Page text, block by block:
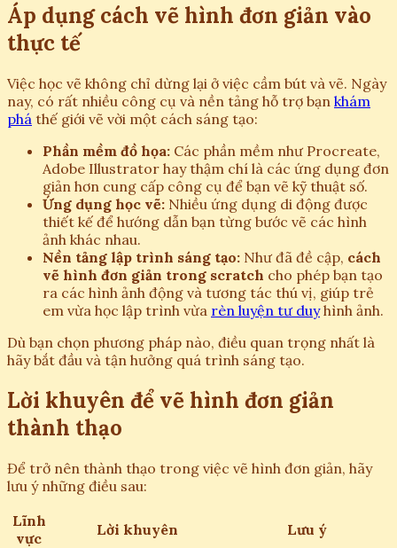
Áp dụng cách vẽ hình đơn giản vào
thực tế
Việc học vẽ không chỉ dừng lại ở việc cầm bút và vẽ. Ngày
nay, có rất nhiều công cụ và nền tảng hỗ trợ bạn khám
phá thế giới vẽ vời một cách sáng tạo:
Phần mềm đồ họa: Các phần mềm như Procreate,
Adobe Illustrator hay thậm chí là các ứng dụng đơn
giản hơn cung cấp công cụ để bạn vẽ kỹ thuật số.
Ứng dụng học vẽ: Nhiều ứng dụng di động được
thiết kế để hướng dẫn bạn từng bước vẽ các hình
ảnh khác nhau.
Nền tảng lập trình sáng tạo: Như đã đề cập, cách
vẽ hình đơn giản trong scratch cho phép bạn tạo
ra các hình ảnh động và tương tác thú vị, giúp trẻ
em vừa học lập trình vừa rèn luyện tư duyhình ảnh.
Dù bạn chọn phương pháp nào, điều quan trọng nhất là
hãy bắt đầu và tận hưởng quá trình sáng tạo.
Lời khuyên để vẽ hình đơn giản
thành thạo
Để trở nên thành thạo trong việc vẽ hình đơn giản, hãy
lưu ý những điều sau:
Lĩnh
vực
Lời khuyên
Lưu ý